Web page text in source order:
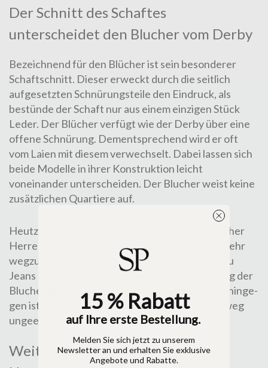
Der Schnitt des Schaftes
unterscheidet den Blucher vom Derby
Bezeichnend für den Blücher ist sein besonderer
Schaftschnitt. Dieser erweckt durch die seitlich
aufgesetzten Schnürungsteile den Ein­druck, als
bestünde der Schaft nur aus einem einzigen Stück
Leder. Der Blücher verfügt wie der Derby über eine
offene Schnürung. Dem­entsprechend wird er oft
vom Laien mit diesem verwechselt. Dabei lassen sich
beide Modelle in ihrer Konstruk­tion leicht
voneinander unterscheiden. Der Blucher weist keine
zusätzlichen Quartiere auf.
Heutzutage ist der Blucher als sportlich-sachlicher
Herren­halb­schuh aus der Männermode nicht mehr
wegzudenken. Er ist eine perfekte Ergän­zung zu
Jeans und Cordhosen. Für eine Kombi­na­tion mag der
Blucher gerade noch passabel sein, für Anzüge hin­ge­
gen ist er durch sein derbes Aussehen schlichtweg
unge­eignet.
Weitere Typen und
15 % Rabatt
auf Ihre erste Bestellung.
Melden Sie sich jetzt zu unserem
Newsletter an und erhalten Sie exklusive
Angebote und Rabatte.